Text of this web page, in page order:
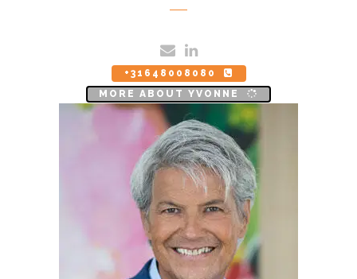
+31648008080
MORE ABOUT YVONNE